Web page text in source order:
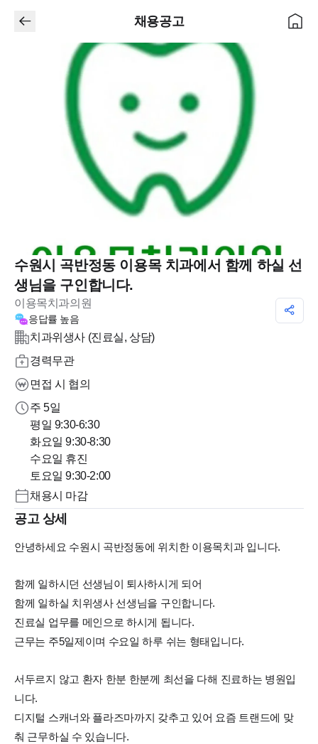
채용공고
수원시 곡반정동 이용목 치과에서 함께 하실 선
생님을 구인합니다.
이용목치과의원
응답률 높음
치과위생사 (진료실, 상담)
경력무관
면접 시 협의
주 5일
평일 9:30-6:30
화요일 9:30-8:30
수요일 휴진
토요일 9:30-2:00
채용시 마감
공고 상세
안녕하세요 수원시 곡반정동에 위치한 이용목치과 입니다.
함께 일하시던 선생님이 퇴사하시게 되어
함께 일하실 치위생사 선생님을 구인합니다.
진료실 업무를 메인으로 하시게 됩니다.
근무는 주5일제이며 수요일 하루 쉬는 형태입니다.
서두르지 않고 환자 한분 한분께 최선을 다해 진료하는 병원입
니다.
디지털 스캐너와 플라즈마까지 갖추고 있어 요즘 트랜드에 맞
춰 근무하실 수 있습니다.